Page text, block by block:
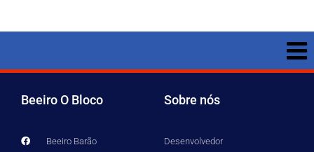
Beeiro O Bloco
Beeiro Barão
Sobre nós
Desenvolvedor